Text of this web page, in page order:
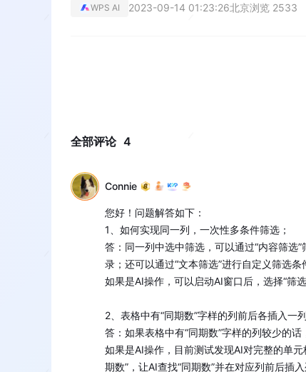
WPS AI 2023-09-14 01:23:26北京浏览 2533
全部评论 4
Connie
您好！问题解答如下：
1、如何实现同一列，一次性多条件筛选；
答：同一列中选中筛选，可以通过“内容筛选
录；还可以通过“文本筛选”进行自定义筛选条
如果是AI操作，可以启动AI窗口后，选择“筛
2、表格中有“同期数”字样的列前后各插入一列
答：如果表格中有“同期数”字样的列较少的话
如果是AI操作，目前测试发现AI对完整的单
期数”，让AI查找“同期数”并在对应列前后插